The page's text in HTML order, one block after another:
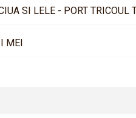
SI LELE - PORT TRICOUL
MEI